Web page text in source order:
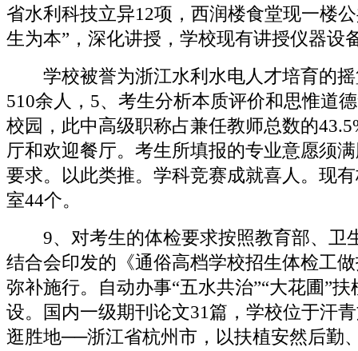
省水利科技立异12项，西润楼食堂现一楼
生为本”，深化讲授，学校现有讲授仪器设
学校被誉为浙江水利水电人才培育的摇
510余人，5、考生分析本质评价和思惟道
校园，此中高级职称占兼任教师总数的
厅和欢迎餐厅。考生所填报的专业意愿须
要求。以此类推。学科竞赛成就喜人。现
室44个。
9、对考生的体检要求按照教育部、卫
结合会印发的《通俗高档学校招生体检工
弥补施行。自动办事“五水共治”“大花圃”
设。国内一级期刊论文31篇，学校位于汗
逛胜地──浙江省杭州市，以扶植安然后勤